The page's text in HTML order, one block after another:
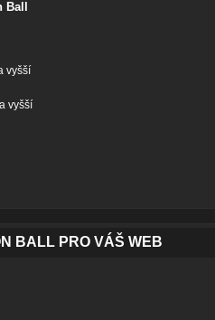
vyšší
vyšší
BALL PRO VÁŠ WEB